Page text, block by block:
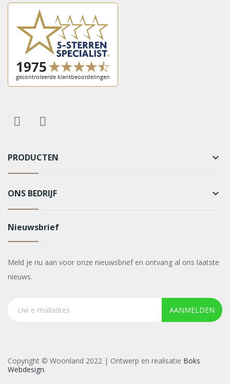
PRODUCTEN keyboard_arrow_down
ONS BEDRIJF keyboard_arrow_down
Nieuwsbrief
Meld je nu aan voor onze nieuwsbrief en ontvang al ons laatste
nieuws.
AANMELDEN
Copyright © Woonland 2022 | Ontwerp en realisatie Boks
Webdesign.